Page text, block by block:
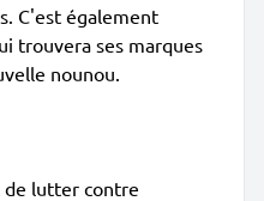
C'est également
trouvera ses marques
nounou.
lutter contre